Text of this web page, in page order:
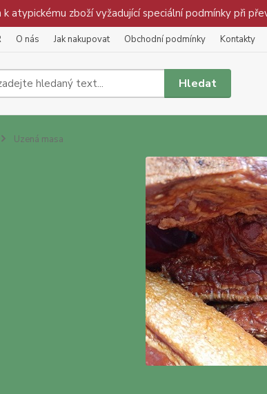
atypickému zboží vyžadující speciální podmínky při
O nás Jak nakupovat Obchodní podmínky Kontakty
Hledat
Uzená masa